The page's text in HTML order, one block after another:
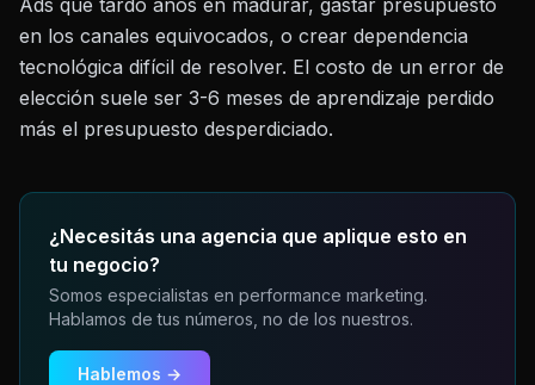
Ads que tardó años en madurar, gastar presupuesto
en los canales equivocados, o crear dependencia
tecnológica difícil de resolver. El costo de un error de
elección suele ser 3-6 meses de aprendizaje perdido
más el presupuesto desperdiciado.
¿Necesitás una agencia que aplique esto en
tu negocio?
Somos especialistas en performance marketing.
Hablamos de tus números, no de los nuestros.
Hablemos →